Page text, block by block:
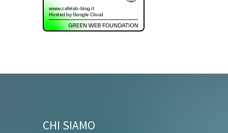
CHI SIAMO